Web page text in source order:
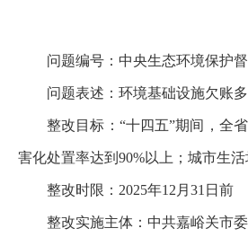
问题编号：中央生态环境保护
问题表述：环境基础设施欠账
整改目标：“十四五”期间，全
害化处置率达到90%以上；城市生
整改时限：2025年12月31日前
整改实施主体：中共嘉峪关市